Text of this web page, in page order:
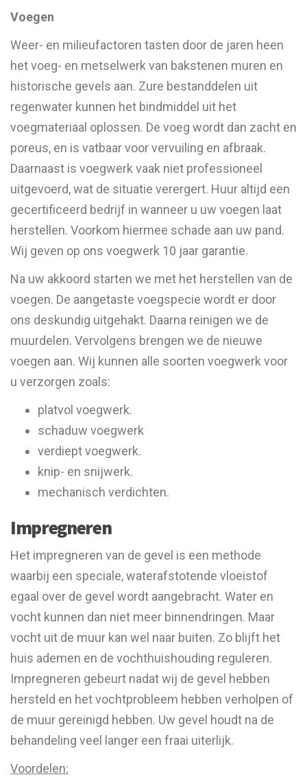
Voegen
Weer- en milieufactoren tasten door de jaren heen
het voeg- en metselwerk van bakstenen muren en
historische gevels aan. Zure bestanddelen uit
regenwater kunnen het bindmiddel uit het
voegmateriaal oplossen. De voeg wordt dan zacht en
poreus, en is vatbaar voor vervuiling en afbraak.
Daarnaast is voegwerk vaak niet professioneel
uitgevoerd, wat de situatie verergert. Huur altijd een
gecertificeerd bedrijf in wanneer u uw voegen laat
herstellen. Voorkom hiermee schade aan uw pand.
Wij geven op ons voegwerk 10 jaar garantie.
Na uw akkoord starten we met het herstellen van de
voegen. De aangetaste voegspecie wordt er door
ons deskundig uitgehakt. Daarna reinigen we de
muurdelen. Vervolgens brengen we de nieuwe
voegen aan. Wij kunnen alle soorten voegwerk voor
u verzorgen zoals:
platvol voegwerk.
schaduw voegwerk
verdiept voegwerk.
knip- en snijwerk.
mechanisch verdichten.
Impregneren
Het impregneren van de gevel is een methode
waarbij een speciale, waterafstotende vloeistof
egaal over de gevel wordt aangebracht. Water en
vocht kunnen dan niet meer binnendringen. Maar
vocht uit de muur kan wel naar buiten. Zo blijft het
huis ademen en de vochthuishouding reguleren.
Impregneren gebeurt nadat wij de gevel hebben
hersteld en het vochtprobleem hebben verholpen of
de muur gereinigd hebben. Uw gevel houdt na de
behandeling veel langer een fraai uiterlijk.
Voordelen: